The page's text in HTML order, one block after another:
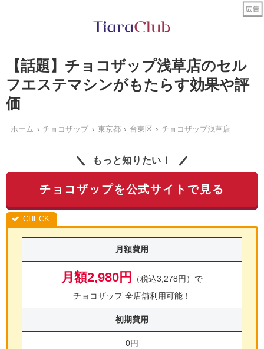
【話題】チョコザップ浅草店のセル
フエステマシンがもたらす効果や評
価
ホーム チョコザップ 東京都 台東区 チョコザップ浅草店
もっと知りたい！
チョコザップを公式サイトで見る
月額費用
月額2,980円
（税込3,278円）で
チョコザップ 全店舗利用可能！
初期費用
0円